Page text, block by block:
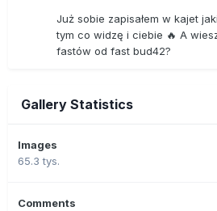
Już sobie zapisałem w kajet
tym co widzę i ciebie 🔥 A
fastów od fast bud42?
Gallery Statistics
Images
65.3 tys.
Comments